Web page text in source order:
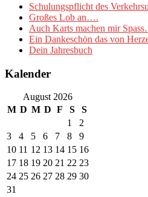
Schulungspflicht des
Großes Lob an….
Auch Karts machen mir
Ein Dankeschön das von
Dein Jahresbuch
Kalender
August 2026
M D M D F S
S
1
2
3
4 5 6 7 8
9
10 11 12 13 14 15 16
17 18 19 20 21 22 23
24 25 26 27 28 29 30
31